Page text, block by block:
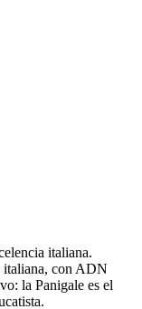
italiana.
italiana, con ADN
la Panigale es el